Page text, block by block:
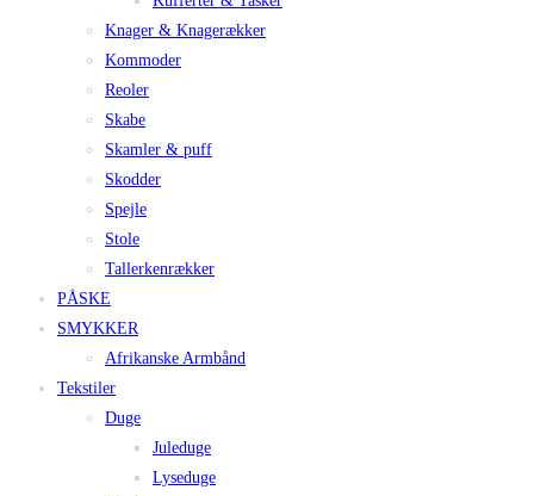
Knager & Knagerækker
Kommoder
Reoler
Skabe
Skamler & puff
Skodder
Spejle
Stole
Tallerkenrækker
PÅSKE
SMYKKER
Afrikanske Armbånd
Tekstiler
Duge
Juleduge
Lyseduge